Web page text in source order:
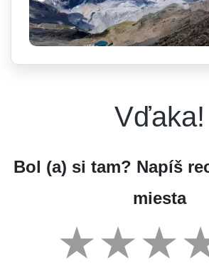
Vďaka!
Bol (a) si tam? Napíš
miesta